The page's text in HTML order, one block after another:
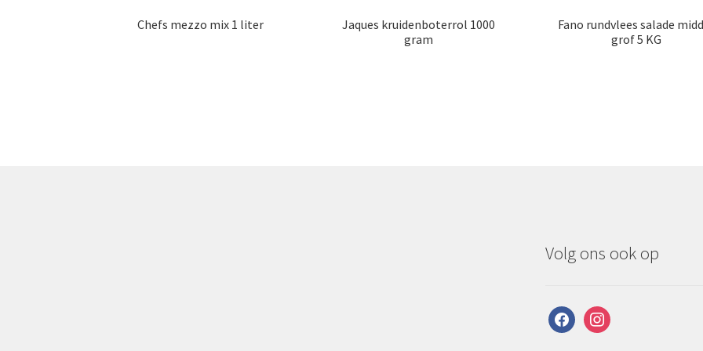
Chefs mezzo mix 1 liter
Jaques kruidenboterrol 1000
gram
Fano rundvlees salade
grof 5 KG
Volg ons ook op
facebookinstagram